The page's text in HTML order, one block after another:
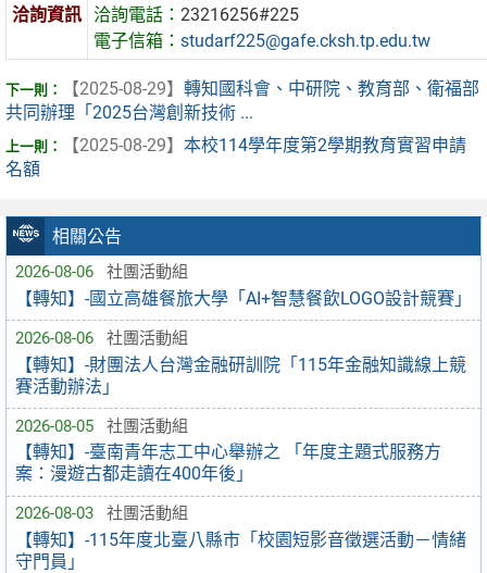
相關公告
2026-08-06 社團活動組
【轉知】-國立高雄餐旅大學「AI+智慧餐飲LOGO設計競賽」
2026-08-06 社團活動組
【轉知】-財團法人台灣金融研訓院「115年金融知識線上競
賽活動辦法」
2026-08-05 社團活動組
【轉知】-臺南青年志工中心舉辦之 「年度主題式服務方
案：漫遊古都走讀在400年後」
2026-08-03 社團活動組
【轉知】-115年度北臺八縣市「校園短影音徵選活動－情緒
守門員」
洽詢資訊
洽詢電話： 23216256#225
電子信箱： studarf225@gafe.cksh.tp.edu.tw
【2025-08-29】 轉知國科會、中研院、教育部、衛福部
共同辦理「2025台灣創新技術 ...
【2025-08-29】 本校114學年度第2學期教育實習申請
名額